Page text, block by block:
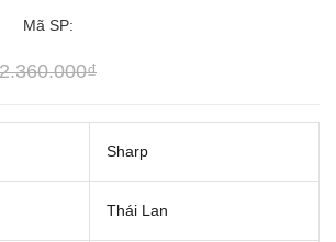
Mã SP:
2.360.000₫
Sharp
Thái Lan